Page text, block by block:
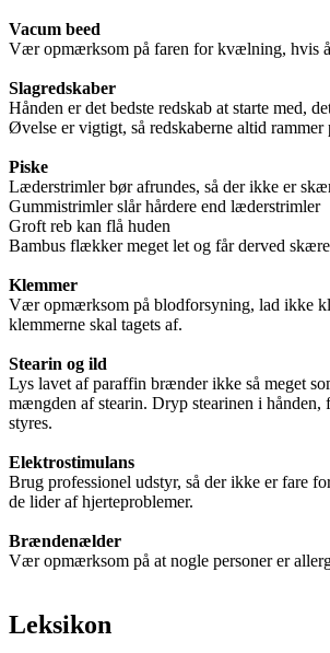
Vacum beed
Vær opmærksom på faren for kvælning, hvis
Slagredskaber
Hånden er det bedste redskab at starte med,
Øvelse er vigtigt, så redskaberne altid rammer
Piske
Læderstrimler bør afrundes, så der ikke er
Gummistrimler slår hårdere end læderstrimler
Groft reb kan flå huden
Bambus flækker meget let og får derved
Klemmer
Vær opmærksom på blodforsyning, lad ikke
klemmerne skal tagets af.
Stearin og ild
Lys lavet af paraffin brænder ikke så meget
mængden af stearin. Dryp stearinen i hånden,
styres.
Elektrostimulans
Brug professionel udstyr, så der ikke er fare
de lider af hjerteproblemer.
Brændenælder
Vær opmærksom på at nogle personer er
Leksikon